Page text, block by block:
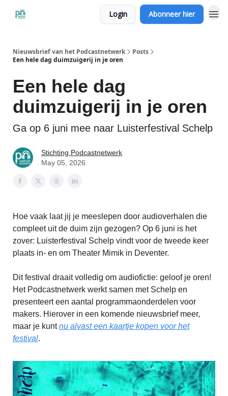
Login Abonneer hier
Nieuwsbrief van het Podcastnetwerk
Posts
Een hele dag duimzuigerij in je oren
Een hele dag
duimzuigerij in je oren
Ga op 6 juni mee naar Luisterfestival Schelp
Stichting Podcastnetwerk
May 05, 2026
Hoe vaak laat jij je meeslepen door audioverhalen die
compleet uit de duim zijn gezogen? Op 6 juni is het
zover: Luisterfestival Schelp vindt voor de tweede keer
plaats in- en om Theater Mimik in Deventer.
Dit festival draait volledig om audiofictie: geloof je oren!
Het Podcastnetwerk werkt samen met Schelp en
presenteert een aantal programmaonderdelen voor
makers. Hierover in een komende nieuwsbrief meer,
maar je kuntnu alvast een kaartje kopen voor het
festival.